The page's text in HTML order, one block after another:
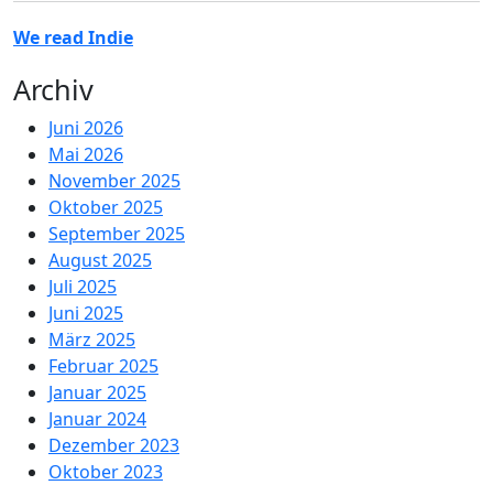
We read Indie
Archiv
Juni 2026
Mai 2026
November 2025
Oktober 2025
September 2025
August 2025
Juli 2025
Juni 2025
März 2025
Februar 2025
Januar 2025
Januar 2024
Dezember 2023
Oktober 2023